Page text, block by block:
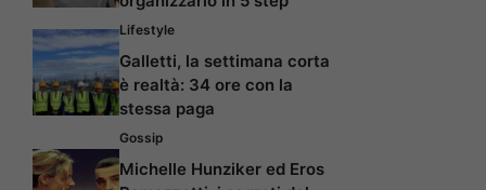
Lifestyle
Galletti, la settimana corta
è realtà: 34 ore con la
stessa paga
Gossip
Michelle Hunziker ed Eros